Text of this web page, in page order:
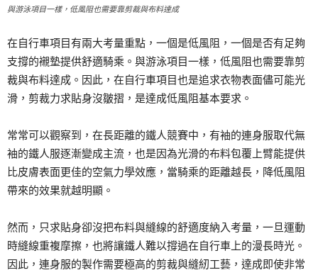
與游泳項目一樣，低風阻也需要靠剪裁與布料達成
在自行車項目有兩大考量重點，一個是低風阻，一個是否有足夠
支撐的襯墊提供舒適騎乘。與游泳項目一樣，低風阻也需要靠剪
裁與布料達成。因此，在自行車項目也是追求衣物表面儘可能光
滑，剪裁力求貼身沒皺摺，是達成低風阻基本要求。
常常可以觀察到，在長距離的鐵人競賽中，有袖的連身服取代無
袖的鐵人服逐漸變成主流，也是因為光滑的布料包覆上臂能提供
比皮膚表面更佳的空氣力學效應，當騎乘的距離越長，降低風阻
帶來的效果就越明顯。
然而，只求貼身卻沒把布料與縫線的舒適度納入考量，一旦運動
時縫線重複摩擦，也將讓鐵人難以撐過在自行車上的漫長時光。
因此，連身服的製作需要極高的剪裁與縫紉工藝，達成即使非常